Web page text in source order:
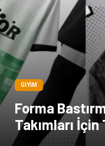
Alüminyum
GIYIM
Forma
Takımları İçin